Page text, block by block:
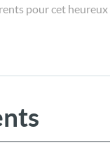
pour cet